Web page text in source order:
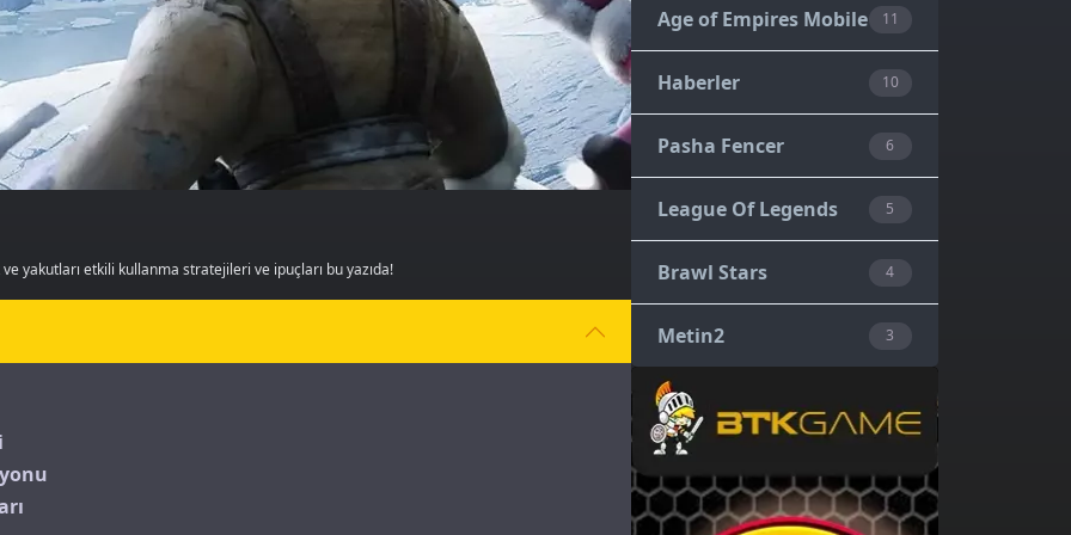
yakutları etkili kullanma stratejileri ve ipuçları bu yazıda!
Age of Empires Mobile 11
Haberler 10
Pasha Fencer 6
League Of Legends 5
Brawl Stars 4
Metin2 3